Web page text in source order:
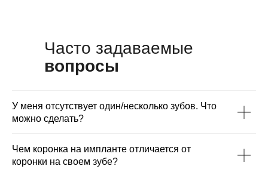
Часто задаваемые
вопросы
У меня отсутствует один/несколько зубов. Что
можно сделать?
Чем коронка на импланте отличается от
коронки на своем зубе?